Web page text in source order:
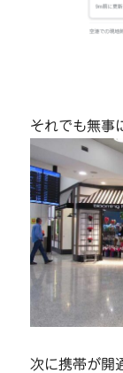
それでも無事
次に携帯が開